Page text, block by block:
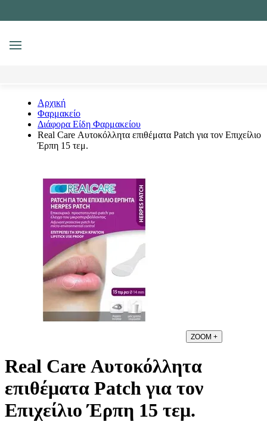
MENU
Αρχική
Φαρμακείο
Διάφορα Είδη Φαρμακείου
Real Care Αυτοκόλλητα επιθέματα Patch για τον Επιχείλιο
Έρπη 15 τεμ.
ZOOM +
Real Care Αυτοκόλλητα
επιθέματα Patch για τον
Επιχείλιο Έρπη 15 τεμ.